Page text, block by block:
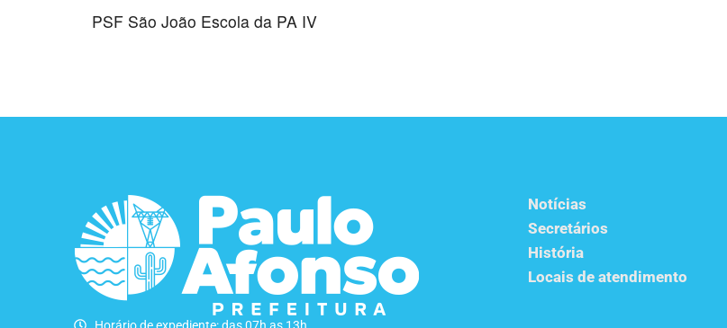
PSF São João Escola da PA IV
Horário de expediente: das 07h as 13h
Notícias
Secretários
História
Locais de atendimento